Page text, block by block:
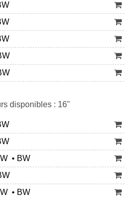
disponibles : 16"
• BW
• BW